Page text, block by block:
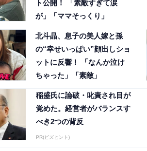
ト公開！ 「素敵すぎて涙
が」「ママそっくり」
北斗晶、息子の美人嫁と孫
の“幸せいっぱい”顔出しショ
ットに反響！ 「なんか泣け
ちゃった」「素敵」
稲盛氏に論破・叱責され目が
覚めた。経営者がバランスす
べき2つの背反
PR(ビズヒント)